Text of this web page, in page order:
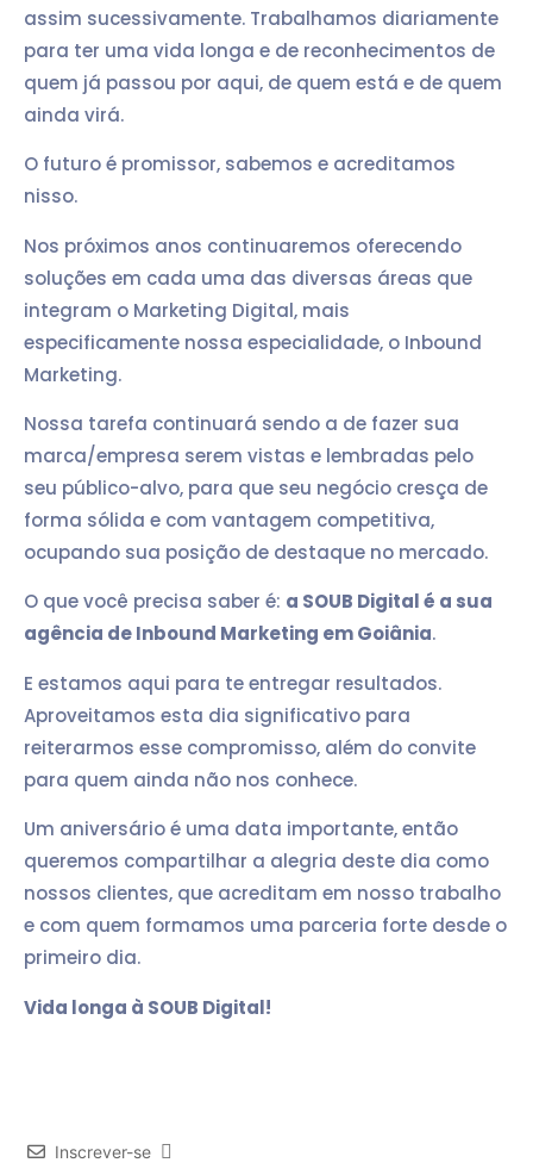
assim sucessivamente. Trabalhamos diariamente
para ter uma vida longa e de reconhecimentos de
quem já passou por aqui, de quem está e de quem
ainda virá.
O futuro é promissor, sabemos e acreditamos
nisso.
Nos próximos anos continuaremos oferecendo
soluções em cada uma das diversas áreas que
integram o Marketing Digital, mais
especificamente nossa especialidade, o Inbound
Marketing.
Nossa tarefa continuará sendo a de fazer sua
marca/empresa serem vistas e lembradas pelo
seu público-alvo, para que seu negócio cresça de
forma sólida e com vantagem competitiva,
ocupando sua posição de destaque no mercado.
O que você precisa saber é: a SOUB Digital é a sua
agência de Inbound Marketing em Goiânia.
E estamos aqui para te entregar resultados.
Aproveitamos esta dia significativo para
reiterarmos esse compromisso, além do convite
para quem ainda não nos conhece.
Um aniversário é uma data importante, então
queremos compartilhar a alegria deste dia como
nossos clientes, que acreditam em nosso trabalho
e com quem formamos uma parceria forte desde o
primeiro dia.
Vida longa à SOUB Digital!
Inscrever-se